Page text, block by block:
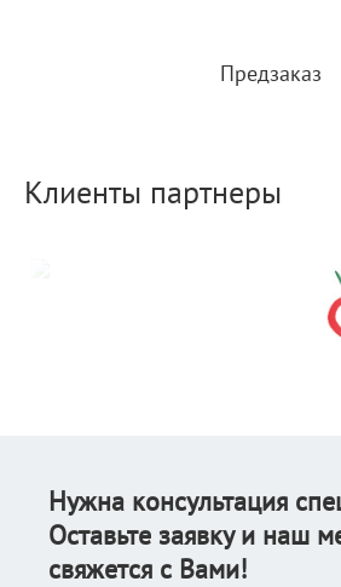
Предзаказ
Клиенты партнеры
Нужна консультация
Оставьте заявку и наш
свяжется с Вами!